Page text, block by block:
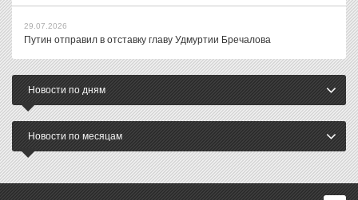
29.07.2026
Путин отправил в отставку главу Удмуртии Бречалова
Новости по дням
Новости по месяцам